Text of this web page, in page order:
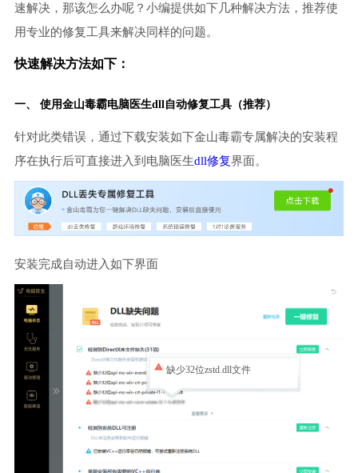
速解决，那该怎么办呢？小编提供如下几种解决方法，推荐使
用专业的修复工具来解决同样的问题。
快速解决方法如下：
一、 使用金山毒霸电脑医生dll自动修复工具（推荐）
针对此类错误，通过下载安装如下金山毒霸专属解决的安装程
序在执行后可直接进入到电脑医生dll修复界面。
安装完成自动进入如下界面
缺少32位zstd.dll文件